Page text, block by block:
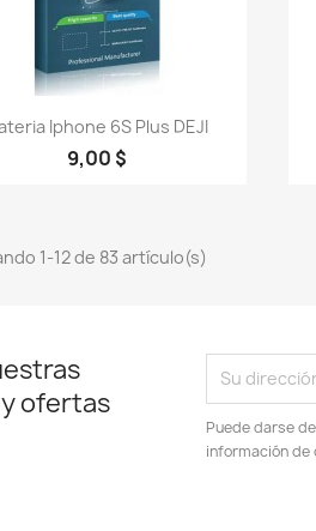
Vista rápida
Iphone 6S Plus DEJI
9,00 $
1-12 de 83 artículo(s)
ofertas
Puede darse
información de